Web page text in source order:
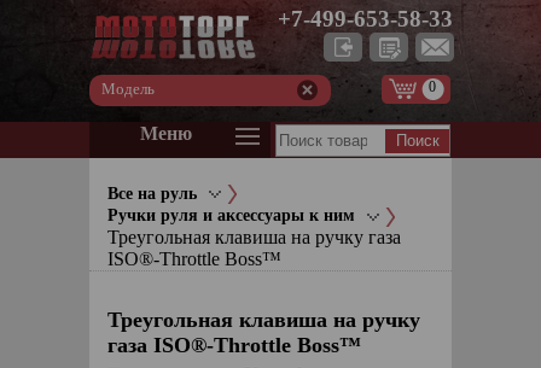
+7-499-653-58-33
Модель 0
Меню
Все на руль
Ручки руля и аксессуары к ним
Треугольная клавиша на ручку газа
ISO®-Throttle Boss™
Треугольная клавиша на ручку
газа ISO®-Throttle Boss™